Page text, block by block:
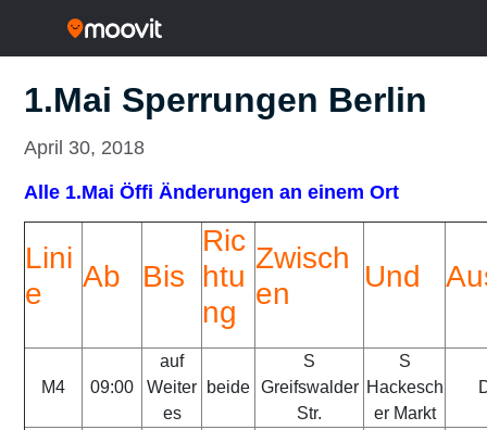
1.Mai Sperrungen Berlin
April 30, 2018
Alle 1.Mai Öffi Änderungen an einem Ort
Lini
e
Ab Bis
Ric
htu
ng
Zwisch
en
Und
M4 09:00
auf
Weiter
es
beide
S
Greifswalder
Str.
S
Hackesch
er Markt